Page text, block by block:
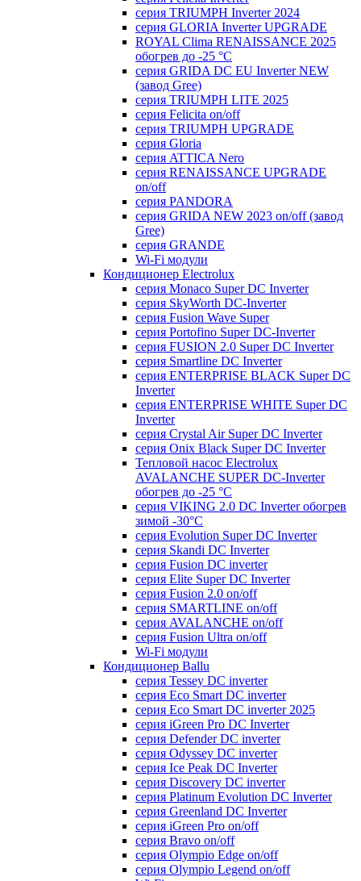
серия TRIUMPH Inverter 2024
серия GLORIA Inverter UPGRADE
ROYAL Clima RENAISSANCE 2025
обогрев до -25 °С
серия GRIDA DC EU Inverter NEW
(завод Gree)
серия TRIUMPH LITE 2025
серия Felicita on/off
серия TRIUMPH UPGRADE
серия Gloria
серия ATTICA Nero
серия RENAISSANCE UPGRADE
on/off
серия PANDORA
серия GRIDA NEW 2023 on/off (завод
Gree)
серия GRANDE
Wi-Fi модули
Кондиционер Electrolux
серия Monaco Super DC Inverter
серия SkyWorth DC-Inverter
серия Fusion Wave Super
серия Portofino Super DC-Inverter
серия FUSION 2.0 Super DC Іnverter
серия Smartline DC Inverter
серия ENTERPRISE BLACK Super DC
Inverter
серия ENTERPRISE WHITE Super DC
Inverter
серия Crystal Air Super DC Inverter
серия Onix Black Super DC Inverter
Тепловой насос Electrolux
AVALANCHE SUPER DC-Inverter
обогрев до -25 °С
серия VIKING 2.0 DC Inverter обогрев
зимой -30°С
серия Evolution Super DC Inverter
серия Skandi DC Inverter
серия Fusion DC inverter
серия Elite Super DC Inverter
серия Fusion 2.0 on/off
серия SMARTLINE on/off
серия AVALANCHE on/off
серия Fusion Ultra on/off
Wi-Fi модули
Кондиционер Ballu
серия Tessey DC inverter
серия Eco Smart DC inverter
серия Eco Smart DC inverter 2025
серия iGreen Pro DC Inverter
серия Defender DC inverter
серия Odyssey DC inverter
серия Ice Peak DС Inverter
cерия Discovery DC inverter
серия Platinum Evolution DC Inverter
серия Greenland DC Inverter
серия iGreen Pro on/off
серия Bravo on/off
серия Olympio Edge on/off
серия Olympio Legend on/off